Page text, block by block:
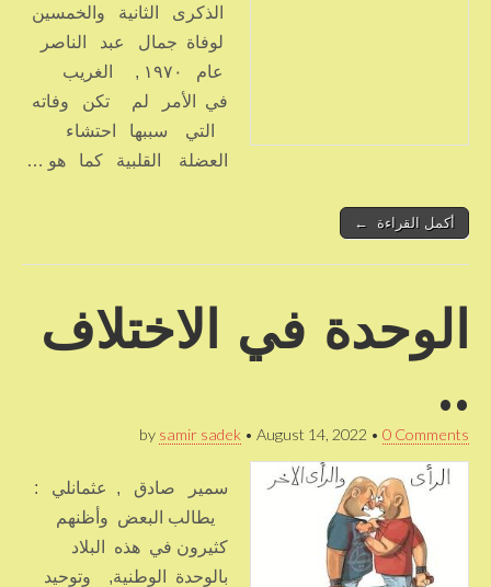
الذكرى الثانية والخمسين
لوفاة جمال عبد الناصر
عام ١٩٧٠ , الغريب
في الأمر لم تكن وفاته
التي سببها احتشاء
العضلة القلبية كما هو …
أكمل القراءة ←
الوحدة في الاختلاف
..
by samir sadek • August 14, 2022 • 0 Comments
سمير صادق , عثمانلي :
يطالب البعض وأظنهم
كثيرون في هذه البلاد
بالوحدة الوطنية, وتوحيد